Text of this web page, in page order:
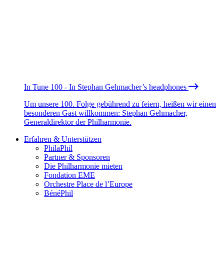
In Tune 100 - In Stephan Gehmacher’s headphones
Um unsere 100. Folge gebührend zu feiern, heißen wir einen
besonderen Gast willkommen: Stephan Gehmacher,
Generaldirektor der Philharmonie.
Erfahren & Unterstützen
PhilaPhil
Partner & Sponsoren
Die Philharmonie mieten
Fondation EME
Orchestre Place de l’Europe
BénéPhil